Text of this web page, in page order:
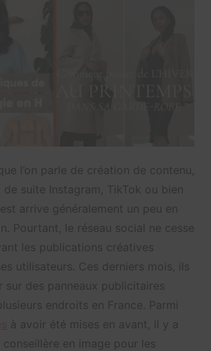
l’on parle de création de contenu,
suite Instagram, TikTok ou bien
arrive généralement un peu en
Pourtant, le réseau social ne cesse
les publications créatives
utilisateurs. Ces derniers mois, ils
sur des panneaux publicitaires
endroits en France. Parmi
à avoir été mises en avant, il y a
conseillère en image pour les